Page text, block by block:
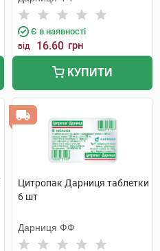
Є в наявності
від 16.60 грн
КУПИТИ
Цитропак Дарниця таблетки
6 шт
Дарниця ФФ